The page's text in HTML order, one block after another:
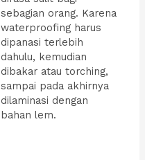
sebagian orang. Karena
waterproofing harus
dipanasi terlebih
dahulu, kemudian
dibakar atau torching,
sampai pada akhirnya
dilaminasi dengan
bahan lem.